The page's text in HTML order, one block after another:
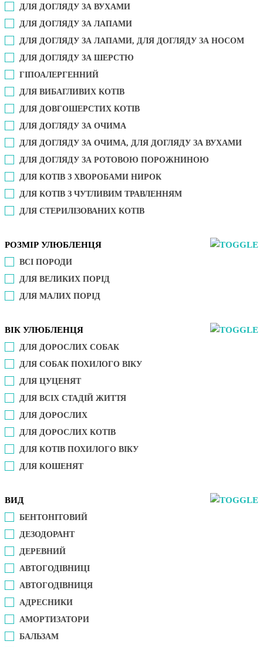
ДЛЯ ДОГЛЯДУ ЗА ВУХАМИ
ДЛЯ ДОГЛЯДУ ЗА ЛАПАМИ
ДЛЯ ДОГЛЯДУ ЗА ЛАПАМИ, ДЛЯ ДОГЛЯДУ ЗА НОСОМ
ДЛЯ ДОГЛЯДУ ЗА ШЕРСТЮ
ГІПОАЛЕРГЕННИЙ
ДЛЯ ВИБАГЛИВИХ КОТІВ
ДЛЯ ДОВГОШЕРСТИХ КОТІВ
ДЛЯ ДОГЛЯДУ ЗА ОЧИМА
ДЛЯ ДОГЛЯДУ ЗА ОЧИМА, ДЛЯ ДОГЛЯДУ ЗА ВУХАМИ
ДЛЯ ДОГЛЯДУ ЗА РОТОВОЮ ПОРОЖНИНОЮ
ДЛЯ КОТІВ З ХВОРОБАМИ НИРОК
ДЛЯ КОТІВ З ЧУТЛИВИМ ТРАВЛЕННЯМ
ДЛЯ СТЕРИЛІЗОВАНИХ КОТІВ
РОЗМІР УЛЮБЛЕНЦЯ
ВСІ ПОРОДИ
ДЛЯ ВЕЛИКИХ ПОРІД
ДЛЯ МАЛИХ ПОРІД
ВІК УЛЮБЛЕНЦЯ
ДЛЯ ДОРОСЛИХ СОБАК
ДЛЯ СОБАК ПОХИЛОГО ВІКУ
ДЛЯ ЦУЦЕНЯТ
ДЛЯ ВСІХ СТАДІЙ ЖИТТЯ
ДЛЯ ДОРОСЛИХ
ДЛЯ ДОРОСЛИХ КОТІВ
ДЛЯ КОТІВ ПОХИЛОГО ВІКУ
ДЛЯ КОШЕНЯТ
ВИД
БЕНТОНІТОВИЙ
ДЕЗОДОРАНТ
ДЕРЕВНИЙ
АВТОГОДІВНИЦІ
АВТОГОДІВНИЦЯ
АДРЕСНИКИ
АМОРТИЗАТОРИ
БАЛЬЗАМ